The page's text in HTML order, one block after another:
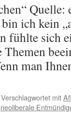
Quelle:
ich kein
fühlte sich
man
Verschlagwortet mit
neoliberale